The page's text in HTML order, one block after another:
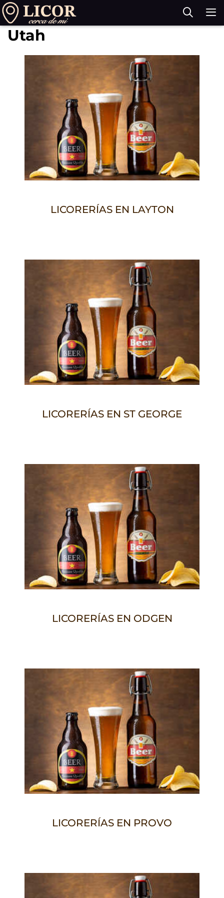
Saltar
al
contenido
Utah
LICORERÍAS EN LAYTON
LICORERÍAS EN ST GEORGE
LICORERÍAS EN ODGEN
LICORERÍAS EN PROVO